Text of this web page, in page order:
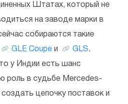
Штатах, который не
на заводе марки в
собираются такие
GLE Coupe и GLS.
у Индии есть шанс
роль в судьбе Mercedes-
цепочку поставок и